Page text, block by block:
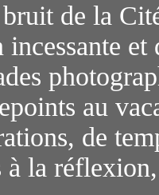
de la
et
au
de
à la